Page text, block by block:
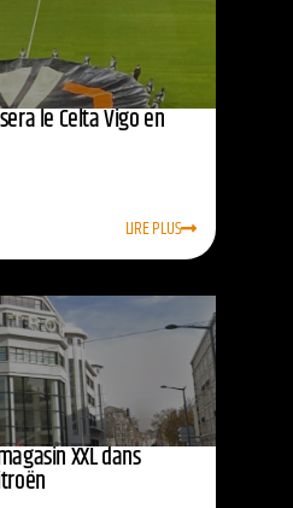
le Celta Vigo en
LIRE PLUS
XXL dans